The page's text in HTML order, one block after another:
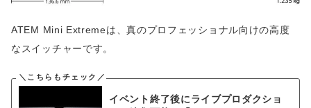
ATEM Mini Extremeは、真のプロフェッショナル向けの高度
なスイッチャーです。
イベント終了後にライブプロダクショ